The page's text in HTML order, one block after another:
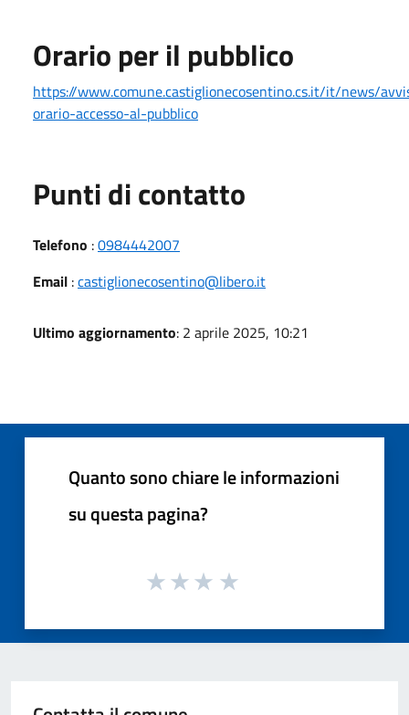
Orario per il pubblico
https://www.comune.castiglionecosentino.cs.it/it/news/
orario-accesso-al-pubblico
Punti di contatto
Telefono :0984442007
Email :castiglionecosentino@libero.it
Ultimo aggiornamento: 2 aprile 2025, 10:21
Quanto sono chiare le informazioni
su questa pagina?